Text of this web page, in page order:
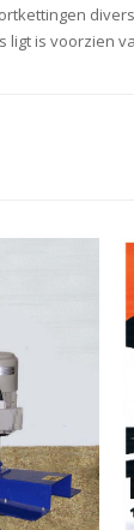
ligt is voorzien